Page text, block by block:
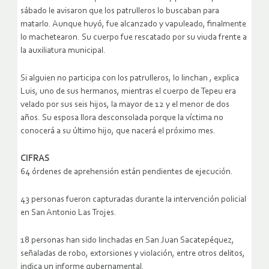
sábado le avisaron que los patrulleros lo buscaban para
matarlo. Aunque huyó, fue alcanzado y vapuleado, finalmente
lo machetearon. Su cuerpo fue rescatado por su viuda frente a
la auxiliatura municipal.
Si alguien no participa con los patrulleros, lo linchan , explica
Luis, uno de sus hermanos, mientras el cuerpo de Tepeu era
velado por sus seis hijos, la mayor de 12 y el menor de dos
años. Su esposa llora desconsolada porque la víctima no
conocerá a su último hijo, que nacerá el próximo mes.
CIFRAS
64 órdenes de aprehensión están pendientes de ejecución.
43 personas fueron capturadas durante la intervención policial
en San Antonio Las Trojes.
18 personas han sido linchadas en San Juan Sacatepéquez,
señaladas de robo, extorsiones y violación, entre otros delitos,
indica un informe gubernamental.